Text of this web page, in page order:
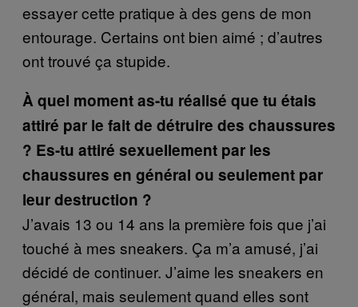
essayer cette pratique à des gens de mon
entourage. Certains ont bien aimé ; d’autres
ont trouvé ça stupide.
À quel moment as-tu réalisé que tu étais
attiré par le fait de détruire des chaussures
? Es-tu attiré sexuellement par les
chaussures en général ou seulement par
leur destruction ?
J’avais 13 ou 14 ans la première fois que j’ai
touché à mes sneakers. Ça m’a amusé, j’ai
décidé de continuer. J’aime les sneakers en
général, mais seulement quand elles sont